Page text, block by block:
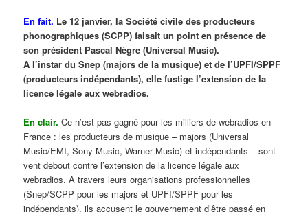
En fait. Le 12 janvier, la Société civile des producteurs
phonographiques (SCPP) faisait un point en présence de
son président Pascal Nègre (Universal Music).
A l’instar du Snep (majors de la musique) et de l’UPFI/SPPF
(producteurs indépendants), elle fustige l’extension de la
licence légale aux webradios.
En clair. Ce n’est pas gagné pour les milliers de webradios en
France : les producteurs de musique – majors (Universal
Music/EMI, Sony Music, Warner Music) et indépendants – sont
vent debout contre l’extension de la licence légale aux
webradios. A travers leurs organisations professionnelles
(Snep/SCPP pour les majors et UPFI/SPPF pour les
indépendants), ils accusent le gouvernement d’être passé en